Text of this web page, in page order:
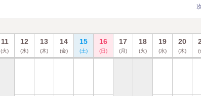
11
(火)
12
(水)
13
(木)
14
(金)
15
(土)
16
(日)
17
(月)
18
(火)
19
(水)
20
(木) (